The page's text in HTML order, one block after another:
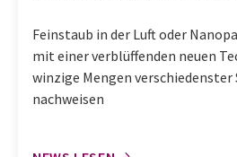
Feinstaub in der Luft oder
mit einer verblüffenden neuen
winzige Mengen
nachweisen